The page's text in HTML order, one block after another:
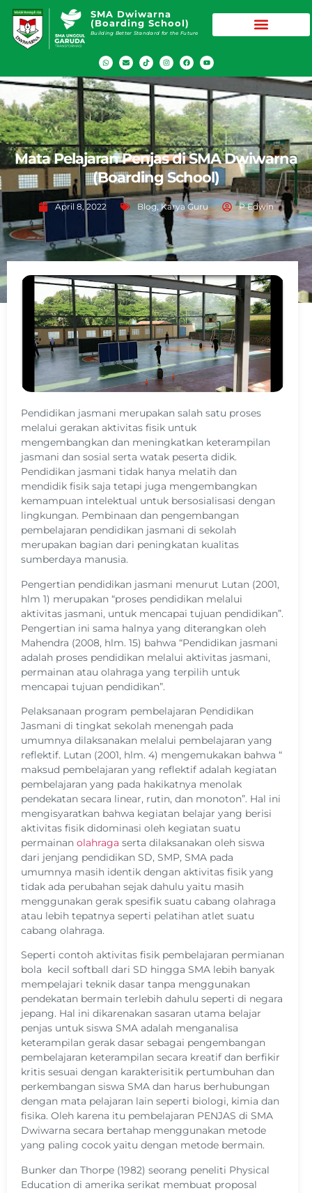
SMA Dwiwarna
(Boarding School)
Building Better Standard for the Future
Mata Pelajaran Penjas di SMA Dwiwarna
(Boarding School)
April 8, 2022 Blog,Karya Guru P Edwin
Pendidikan jasmani merupakan salah satu proses
melalui gerakan aktivitas fisik untuk
mengembangkan dan meningkatkan keterampilan
jasmani dan sosial serta watak peserta didik.
Pendidikan jasmani tidak hanya melatih dan
mendidik fisik saja tetapi juga mengembangkan
kemampuan intelektual untuk bersosialisasi dengan
lingkungan. Pembinaan dan pengembangan
pembelajaran pendidikan jasmani di sekolah
merupakan bagian dari peningkatan kualitas
sumberdaya manusia.
Pengertian pendidikan jasmani menurut Lutan (2001,
hlm 1) merupakan “proses pendidikan melalui
aktivitas jasmani, untuk mencapai tujuan pendidikan”.
Pengertian ini sama halnya yang diterangkan oleh
Mahendra (2008, hlm. 15) bahwa “Pendidikan jasmani
adalah proses pendidikan melalui aktivitas jasmani,
permainan atau olahraga yang terpilih untuk
mencapai tujuan pendidikan”.
Pelaksanaan program pembelajaran Pendidikan
Jasmani di tingkat sekolah menengah pada
umumnya dilaksanakan melalui pembelajaran yang
reflektif. Lutan (2001, hlm. 4) mengemukakan bahwa “
maksud pembelajaran yang reflektif adalah kegiatan
pembelajaran yang pada hakikatnya menolak
pendekatan secara linear, rutin, dan monoton”. Hal ini
mengisyaratkan bahwa kegiatan belajar yang berisi
aktivitas fisik didominasi oleh kegiatan suatu
permainan olahraga serta dilaksanakan oleh siswa
dari jenjang pendidikan SD, SMP, SMA pada
umumnya masih identik dengan aktivitas fisik yang
tidak ada perubahan sejak dahulu yaitu masih
menggunakan gerak spesifik suatu cabang olahraga
atau lebih tepatnya seperti pelatihan atlet suatu
cabang olahraga.
Seperti contoh aktivitas fisik pembelajaran permianan
bola kecil softball dari SD hingga SMA lebih banyak
mempelajari teknik dasar tanpa menggunakan
pendekatan bermain terlebih dahulu seperti di negara
jepang. Hal ini dikarenakan sasaran utama belajar
penjas untuk siswa SMA adalah menganalisa
keterampilan gerak dasar sebagai pengembangan
pembelajaran keterampilan secara kreatif dan berfikir
kritis sesuai dengan karakterisitik pertumbuhan dan
perkembangan siswa SMA dan harus berhubungan
dengan mata pelajaran lain seperti biologi, kimia dan
fisika. Oleh karena itu pembelajaran PENJAS di SMA
Dwiwarna secara bertahap menggunakan metode
yang paling cocok yaitu dengan metode bermain.
Bunker dan Thorpe (1982) seorang peneliti Physical
Education di amerika serikat membuat proposal